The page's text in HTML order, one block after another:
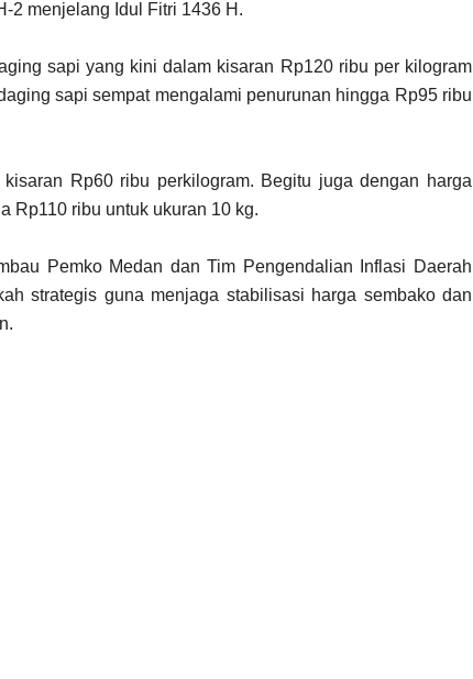
2 menjelang Idul Fitri 1436 H.
sapi yang kini dalam kisaran Rp120 ribu per kilogram
sapi sempat mengalami penurunan hingga Rp95 ribu
Rp60 ribu perkilogram. Begitu juga dengan harga
Rp110 ribu untuk ukuran 10 kg.
Pemko Medan dan Tim Pengendalian Inflasi Daerah
strategis guna menjaga stabilisasi harga sembako dan